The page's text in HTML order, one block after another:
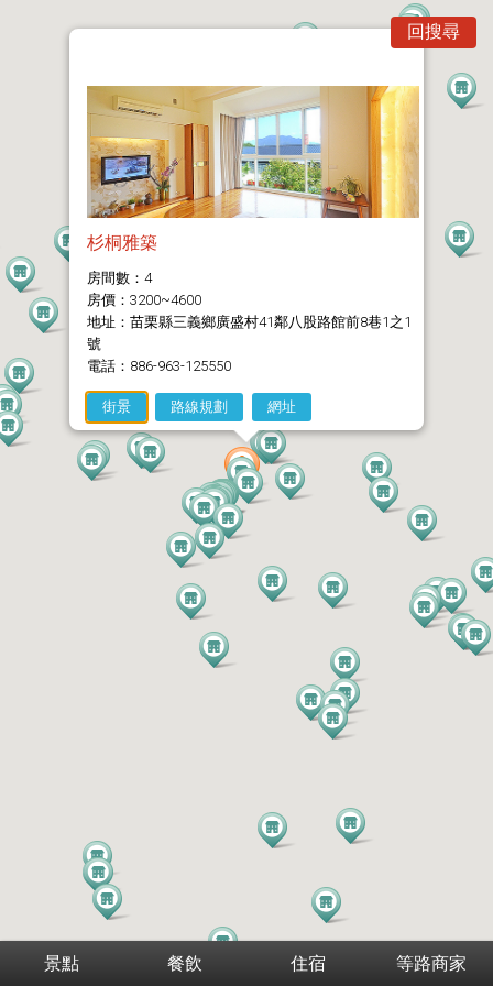
景點 餐飲 住宿 等路商家
回搜尋
杉桐雅築
房間數：4
房價：3200~4600
地址：苗栗縣三義鄉廣盛村41鄰八股路館前8巷1之1
號
電話：886-963-125550
街景 路線規劃 網址